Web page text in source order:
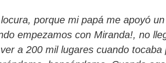
porque mi papá me apoyó
empezamos con Miranda!, no
a 200 mil lugares cuando